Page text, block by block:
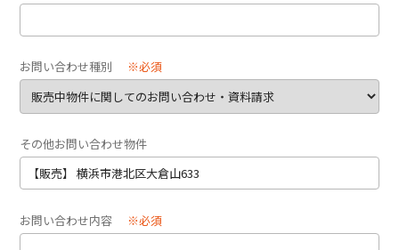
お問い合わせ種別 ※必須
その他お問い合わせ物件
お問い合わせ内容 ※必須